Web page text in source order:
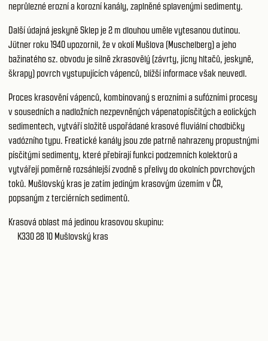
neprůlezné erozní a korozní kanály, zaplněné splavenými sedimenty.
Další údajná jeskyně Sklep je 2 m dlouhou uměle vytesanou dutinou.
Jütner roku 1940 upozornil, že v okolí Mušlova (Muschelberg) a jeho
bažinatého sz. obvodu je silně zkrasovělý (závrty, jícny hltačů, jeskyně,
škrapy) povrch vystupujících vápenců, bližší informace však neuvedl.
Proces krasovění vápenců, kombinovaný s erozními a sufózními procesy
v sousedních a nadložních nezpevněných vápenatopísčitých a eolických
sedimentech, vytváří složitě uspořádané krasové fluviální chodbičky
vadózního typu. Freatické kanály jsou zde patrně nahrazeny propustnými
písčitými sedimenty, které přebírají funkci podzemních kolektorů a
vytvářejí poměrně rozsáhlejší zvodně s přelivy do okolních povrchových
toků. Mušlovský kras je zatím jediným krasovým územím v ČR,
popsaným z terciérních sedimentů.
Krasová oblast má jedinou krasovou skupinu:
K330 28 10 Mušlovský kras